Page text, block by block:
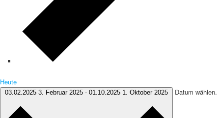
Heute
03.02.2025 3. Februar 2025 - 01.10.2025 1. Oktober 2025 Datum wählen.